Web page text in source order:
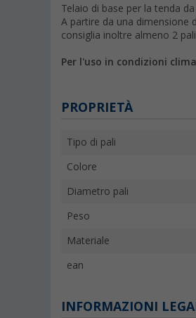
Telaio di base per la tenda
A partire da una dimensione
consiglia inoltre almeno 2
Per l'uso in condizioni
PROPRIETÀ
Tipo di pali
Colore
Diametro pali
Peso
Materiale
ean
INFORMAZIONI